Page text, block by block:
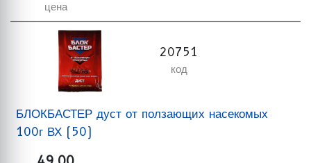
цена
20751
код
БЛОКБАСТЕР дуст от ползающих насекомых
100г ВХ (50)